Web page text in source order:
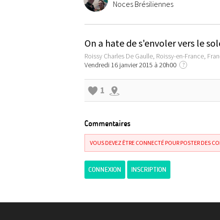
Noces Brésiliennes
On a hate de s'envoler vers le
Roissy Charles De Gaulle, Roissy-en-France,
Vendredi 16 janvier 2015 à 20h00
?
1
Commentaires
VOUS DEVEZ ÊTRE CONNECTÉ POUR POSTER DES
CONNEXION INSCRIPTION